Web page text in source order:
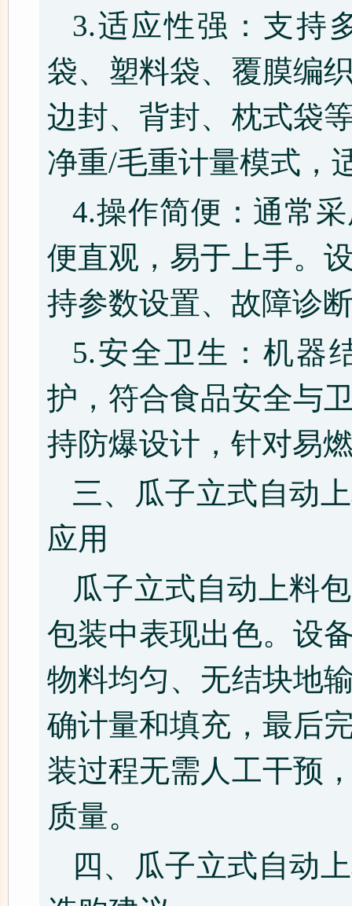
3.适应性强：支持
袋、塑料袋、覆膜编
边封、背封、枕式袋
净重/毛重计量模式，
4.操作简便：通常
便直观，易于上手。
持参数设置、故障诊
5.安全卫生：机器
护，符合食品安全与
持防爆设计，针对易
三、瓜子立式自动
应用
瓜子立式自动上料
包装中表现出色。设
物料均匀、无结块地
确计量和填充，最后
装过程无需人工干预
质量。
四、瓜子立式自动